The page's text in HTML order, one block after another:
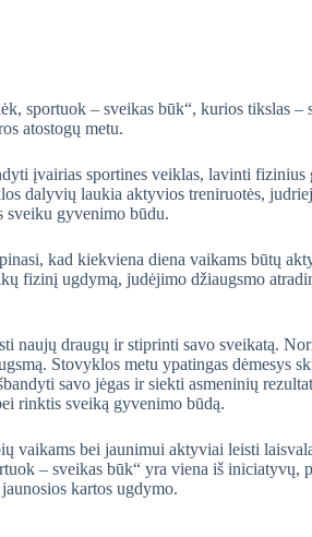
sportuok – sveikas būk“, kurios tikslas
atostogų metu.
įvairias sportines veiklas, lavinti fizinius
dalyvių laukia aktyvios treniruotės,
sveiku gyvenimo būdu.
kad kiekviena diena vaikams būtų
fizinį ugdymą, judėjimo džiaugsmo
naujų draugų ir stiprinti savo sveikatą.
Stovyklos metu ypatingas dėmesys
savo jėgas ir siekti asmeninių
rinktis sveiką gyvenimo būdą.
vaikams bei jaunimui aktyviai leisti
– sveikas būk“ yra viena iš iniciatyvų,
kartos ugdymo.